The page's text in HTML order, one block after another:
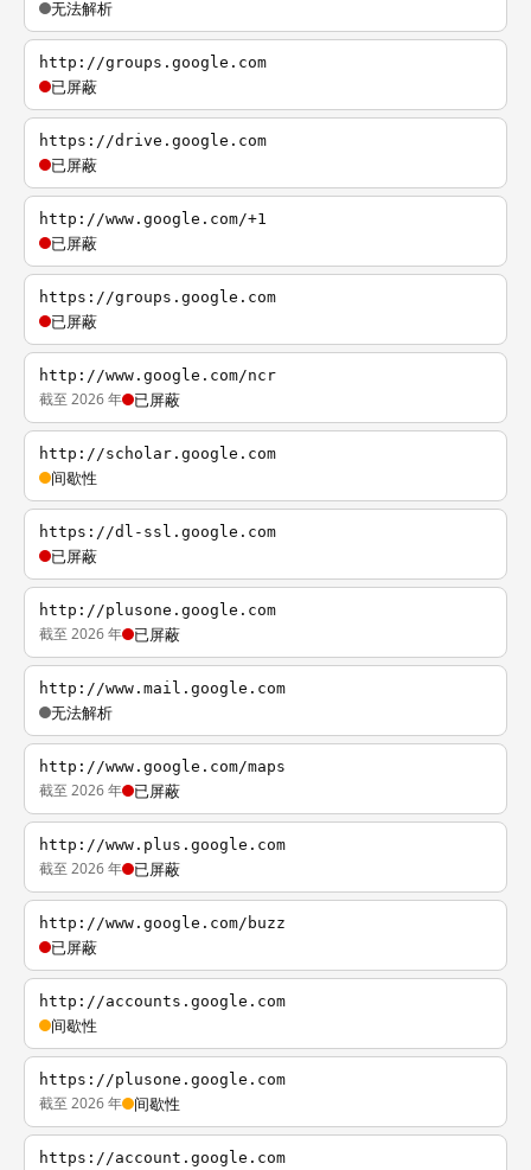
无法解析
http://groups.google.com
已屏蔽
https://drive.google.com
已屏蔽
http://www.google.com/+1
已屏蔽
https://groups.google.com
已屏蔽
http://www.google.com/ncr
截至 2026 年 已屏蔽
http://scholar.google.com
间歇性
https://dl-ssl.google.com
已屏蔽
http://plusone.google.com
截至 2026 年 已屏蔽
http://www.mail.google.com
无法解析
http://www.google.com/maps
截至 2026 年 已屏蔽
http://www.plus.google.com
截至 2026 年 已屏蔽
http://www.google.com/buzz
已屏蔽
http://accounts.google.com
间歇性
https://plusone.google.com
截至 2026 年 间歇性
https://account.google.com